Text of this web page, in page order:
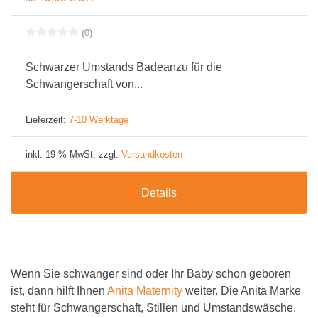
(0)
Schwarzer Umstands Badeanzu für die
Schwangerschaft von...
Lieferzeit: 7-10 Werktage
inkl. 19 % MwSt. zzgl. Versandkosten
Details
Wenn Sie schwanger sind oder Ihr Baby schon geboren
ist, dann hilft Ihnen Anita Maternity weiter. Die Anita Marke
steht für Schwangerschaft, Stillen und Umstandswäsche.